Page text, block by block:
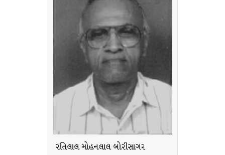
રતિલાલ મોહનલાલ બોરીસાગર